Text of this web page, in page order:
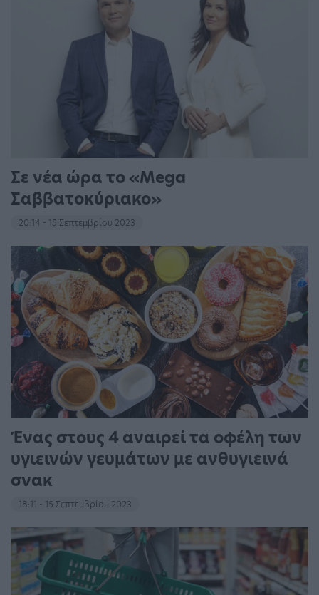
Σε νέα ώρα το «Mega
Σαββατοκύριακο»
20:14 - 15 Σεπτεμβρίου 2023
Ένας στους 4 αναιρεί τα οφέλη των
υγιεινών γευμάτων με ανθυγιεινά
σνακ
18:11 - 15 Σεπτεμβρίου 2023